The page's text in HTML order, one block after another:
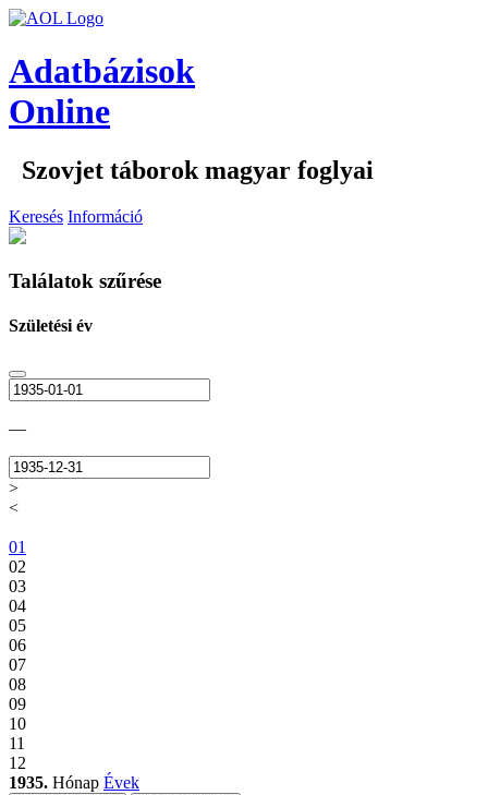
Adatbázisok
Online
Szovjet táborok magyar foglyai
Keresés Információ
Találatok szűrése
Születési év
—
>
<
01
02
03
04
05
06
07
08
09
10
11
12
1935. Hónap Évek